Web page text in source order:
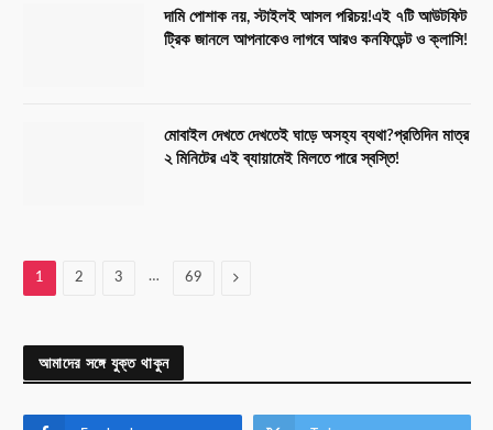
দামি পোশাক নয়, স্টাইলই আসল পরিচয়!এই ৭টি আউটফিট
ট্রিক জানলে আপনাকেও লাগবে আরও কনফিডেন্ট ও ক্লাসি!
মোবাইল দেখতে দেখতেই ঘাড়ে অসহ্য ব্যথা?প্রতিদিন মাত্র
২ মিনিটের এই ব্যায়ামেই মিলতে পারে স্বস্তি!
1 2 3 … 69 Next
আমাদের সঙ্গে যুক্ত থাকুন